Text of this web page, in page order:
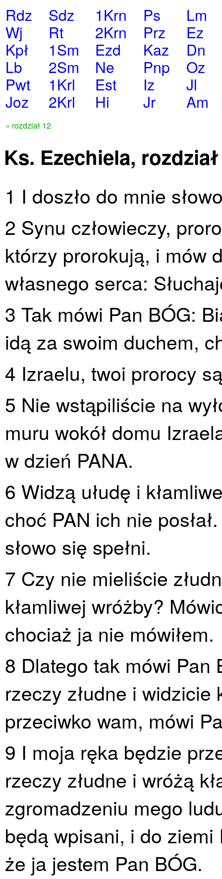
Rdz
Wj
Kpł
Lb
Pwt
Joz
Sdz
Rt
1Sm
2Sm
1Krl
2Krl
1Krn
2Krn
Ezd
Ne
Est
Hi
Ps
Prz
Kaz
Pnp
Iz
Jr
Lm
Ez
Dn
Oz
Jl
Am
« rozdział 12
Ks. Ezechiela,
1 I doszło do mnie
2 Synu człowieczy,
którzy prorokują, i mów
własnego serca:
3 Tak mówi Pan BÓG:
idą za swoim duchem,
4 Izraelu, twoi prorocy
5 Nie wstąpiliście na
muru wokół domu
w dzień PANA.
6 Widzą ułudę i
choć PAN ich nie
słowo się spełni.
7 Czy nie mieliście
kłamliwej wróżby?
chociaż ja nie mówiłem.
8 Dlatego tak mówi Pan
rzeczy złudne i widzicie
przeciwko wam, mówi
9 I moja ręka będzie
rzeczy złudne i wróżą
zgromadzeniu mego
będą wpisani, i do
że ja jestem Pan BÓG.